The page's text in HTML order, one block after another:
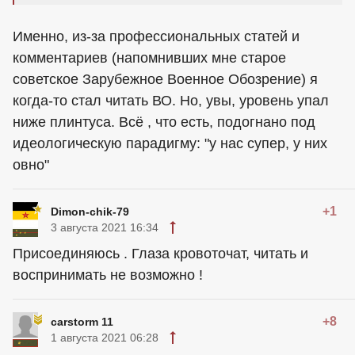
Именно, из-за профессиональных статей и
комментариев (напомнивших мне старое
советское Зарубежное Военное Обозрение) я
когда-то стал читать ВО. Но, увы, уровень упал
ниже плинтуса. Всё , что есть, подогнано под
идеологическую парадигму: "у нас супер, у них
овно"
Dimon-chik-79 +1
3 августа 2021 16:34
Присоединяюсь . Глаза кровоточат, читать и
воспринимать не возможно !
carstorm 11 +8
1 августа 2021 06:28